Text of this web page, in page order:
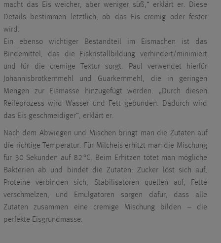
macht das Eis weicher, aber weniger süß,“ erklärt er. Diese
Details bestimmen letztlich, ob das Eis cremig oder fester
wird.
Ein ebenso wichtiger Bestandteil im Eismachen ist das
Bindemittel, das die Eiskristallbildung verhindert/minimiert
und für die cremige Textur sorgt. Paul verwendet hierfür
Johannisbrotkernmehl und Guarkernmehl, die in geringen
Mengen zur Eismasse hinzugefügt werden. „Durch diesen
Reifeprozess wird Wasser und Fett gebunden. Dadurch wird
das Eis geschmeidiger“, erklärt er.
Nach dem Abwiegen und Mischen bringt man die Zutaten auf
die richtige Temperatur. Für Milcheis erhitzt man die Mischung
für 30 Sekunden auf 82 °C. Beim Erhitzen tötet man mögliche
Bakterien ab und bindet die Zutaten: Zucker löst sich auf,
Proteine verbinden sich, Stabilisatoren quellen auf, Fette
verschmelzen, und Emulgatoren sorgen dafür, dass alle
Zutaten zusammen eine cremige Mischung bilden – die
perfekte Eisgrundmasse.